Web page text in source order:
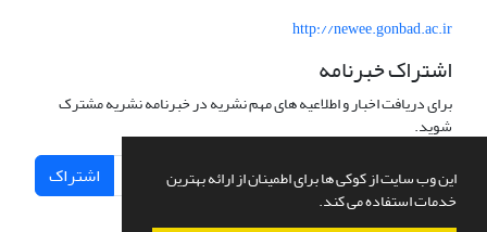
این وب سایت از کوکی ها برای اطمینان از ارائه بهترین
خدمات استفاده می کند.
http://newee.gonbad.ac.ir
اشتراک خبرنامه
برای دریافت اخبار و اطلاعیه های مهم نشریه در خبرنامه نشریه مشترک
شوید.
اشتراک